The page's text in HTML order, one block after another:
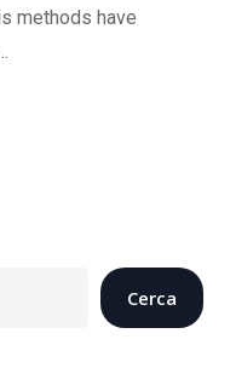
methods have
Cerca